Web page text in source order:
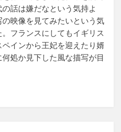
話は嫌だなという気持よ
映像を見てみたいという気
フランスにしてもイギリス
インから王妃を迎えたり婿
処か見下した風な描写が目